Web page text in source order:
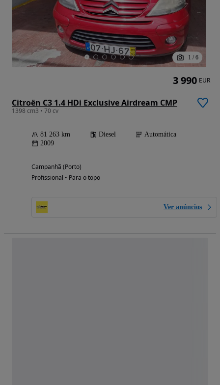
1 / 6
Citroën C3 1.4 HDi Exclusive Airdream CMP
1398 cm3 • 70 cv
81 263 km Diesel
Automática
2009
Campanhã (Porto)
Profissional • Para o topo
Ver anúncios
3 990 EUR